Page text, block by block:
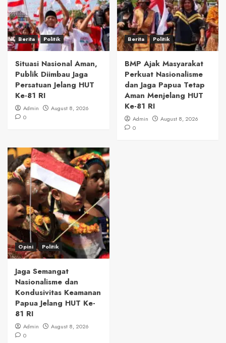
Berita Politik
Situasi Nasional Aman,
Publik Diimbau Jaga
Persatuan Jelang HUT
Ke-81 RI
Admin
August 8, 2026
0
Berita Politik
BMP Ajak Masyarakat
Perkuat Nasionalisme
dan Jaga Papua Tetap
Aman Menjelang HUT
Ke-81 RI
Admin
August 8, 2026
0
Opini Politik
Jaga Semangat
Nasionalisme dan
Kondusivitas Keamanan
Papua Jelang HUT Ke-
81 RI
Admin
August 8, 2026
0